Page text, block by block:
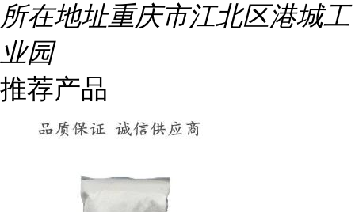
所在地址重庆市江北区港城工
业园
推荐产品